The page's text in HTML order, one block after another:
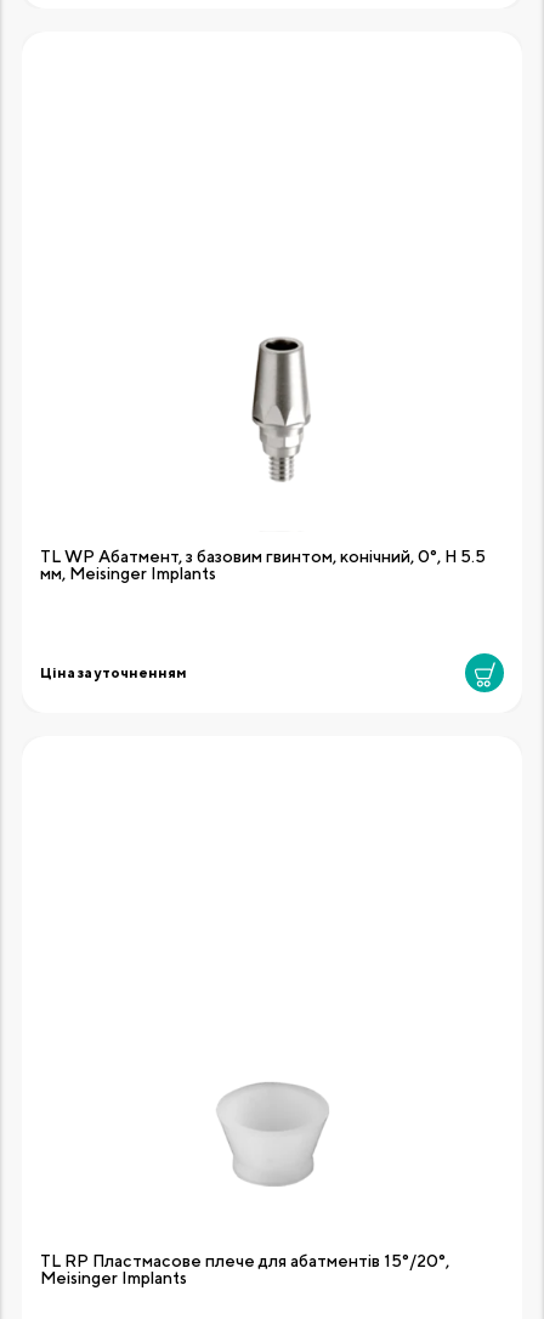
TL WP Абатмент, з базовим гвинтом, конічний, 0°, H 5.5
мм, Meisinger Implants
Ціна за уточненням
TL RP Пластмасове плече для абатментів 15°/20°,
Meisinger Implants